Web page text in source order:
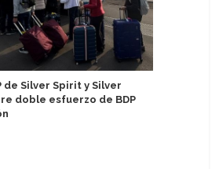
de Silver Spirit y Silver
doble esfuerzo de BDP